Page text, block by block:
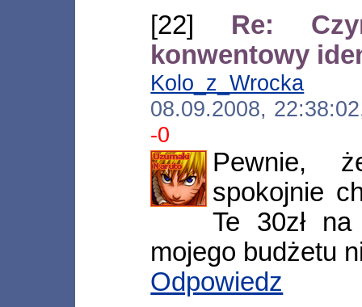
[22] Re:
konwentowy
Kolo_z_Wrocka
08.09.2008,
-0
Pewnie,
spokojnie
Te 30zł
mojego budżetu
Odpowiedz